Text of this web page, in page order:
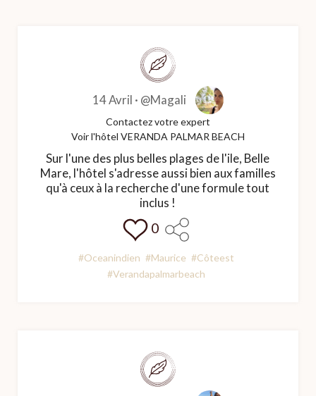
14 Avril · @Magali
Contactez votre expert
Voir l'hôtel VERANDA PALMAR BEACH
Sur l'une des plus belles plages de l'ile, Belle
Mare, l'hôtel s'adresse aussi bien aux familles
qu'à ceux à la recherche d'une formule tout
inclus !
0
#Oceanindien #Maurice #Côteest
#Verandapalmarbeach